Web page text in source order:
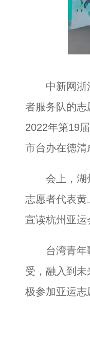
中新网浙江
者服务队的
2022年第19
市台办在德
会上，湖州
志愿者代表
宣读杭州亚
台湾青年歌
受，融入到
极参加亚运志